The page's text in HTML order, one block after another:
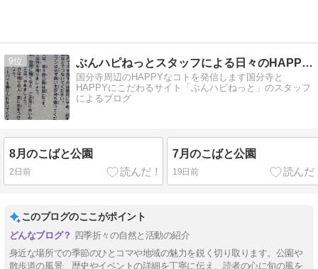
9 ぶんハピねっとスタッフによる日々のHAPPYブログ
国分寺周辺のHAPPYなコトを発信します国分寺と
HAPPYにこだわるサイト「ぶんハピねっと」のスタッフ
によるブログ
8月のこばと公園
2日前
7月のこばと公園
19日前
このブログのここがポイント
四季折々の自然と活動の紹介
身近な場所での季節のひとコマや地域の魅力を鋭く切り取ります。公園や
散歩道の風景、歴史やイベントの詳細を丁寧に伝え、読者の心に旬の風を